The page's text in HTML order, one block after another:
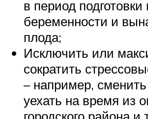
в период подготовки
беременности и
плода;
Исключить или
сократить
– например, сменить
уехать на время из
городского района и